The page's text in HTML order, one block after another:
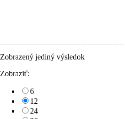
Zobrazený jediný výsledok
Zobraziť:
6
12
24